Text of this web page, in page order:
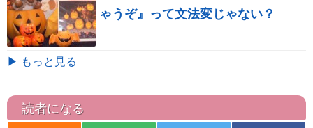
ゃうぞ』って文法変じゃない？
▶ もっと見る
読者になる